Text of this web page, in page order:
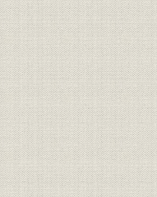
年〔1991年~2000年〕
年〔2001年~2010年〕
て成長〔1961年~1970年〕
ンプの登場と油排出監視制御装置の販売〔
核に装置メーカーへステップ〔1981年~1990年〕
カーを目指して〔1991年~2000年〕
直しと高収益化〔2001年~2010年〕